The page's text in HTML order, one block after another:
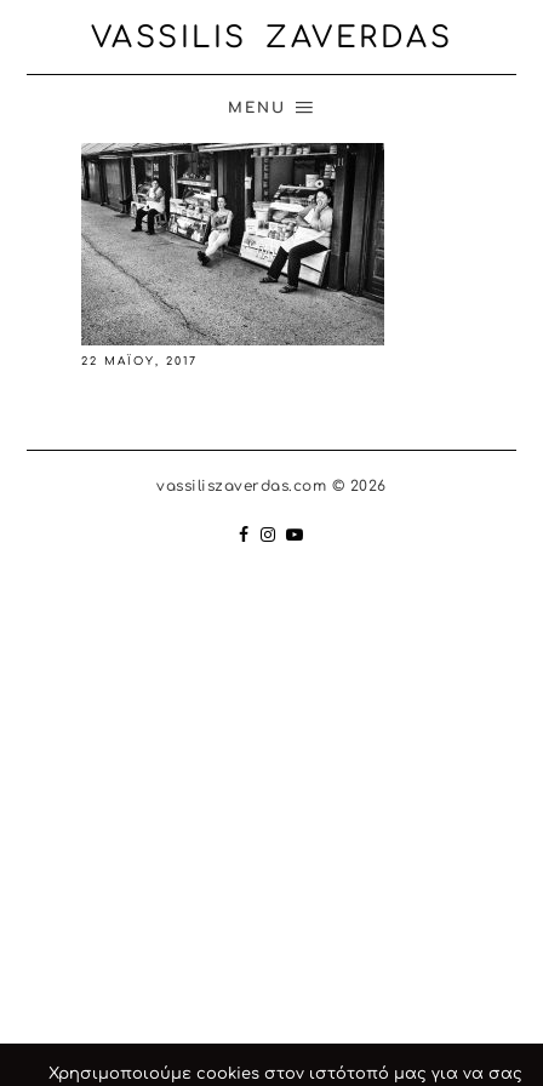
VASSILIS ZAVERDAS
MENU
22 ΜΑΪ́ΟΥ, 2017
vassiliszaverdas.com © 2026
Χρησιμοποιούμε cookies στον ιστότοπό μας για να σας